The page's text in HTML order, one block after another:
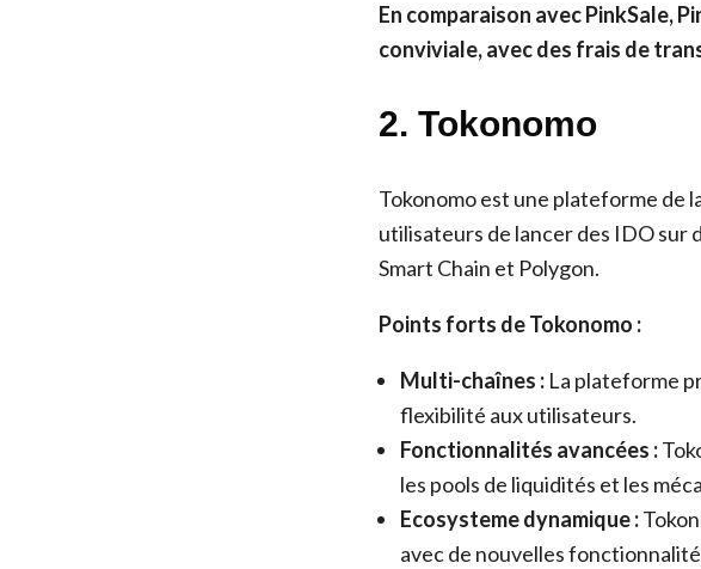
En comparaison avec PinkSale,
conviviale, avec des frais de
2. Tokonomo
Tokonomo est une plateforme de
utilisateurs de lancer des IDO sur
Smart Chain et Polygon.
Points forts de Tokonomo :
Multi-chaînes : La plateforme
flexibilité aux utilisateurs.
Fonctionnalités avancées :
les pools de liquidités et les
Ecosysteme dynamique :
avec de nouvelles